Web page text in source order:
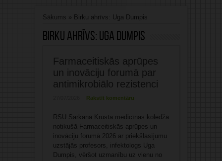
Sākums » Birku ahrīvs: Uga Dumpis
Birku ahrīvs: Uga Dumpis
Farmaceitiskās aprūpes
un inovāciju forumā par
antimikrobiālo rezistenci
Rakstīt komentāru
RSU Sarkanā Krusta medicīnas koledžā
notikušā Farmaceitiskās aprūpes un
inovāciju forumā 2026 ar priekšlasījumu
uzstājās profesors, infektologs Uga
Dumpis, vēršot uzmanību uz vienu no